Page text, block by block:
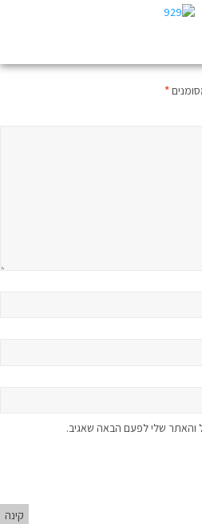
א פרק כו
*
והאתר שלי לפעם הבאה שאגיב.
קינה